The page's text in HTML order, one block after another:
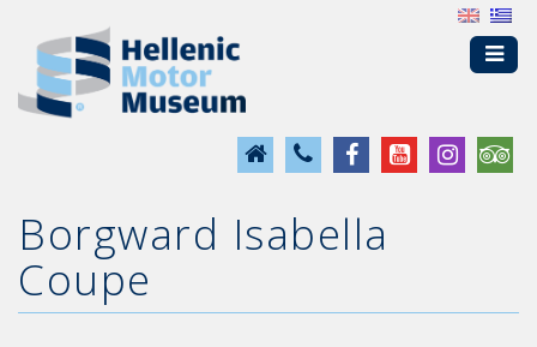
Borgward Isabella
Coupe